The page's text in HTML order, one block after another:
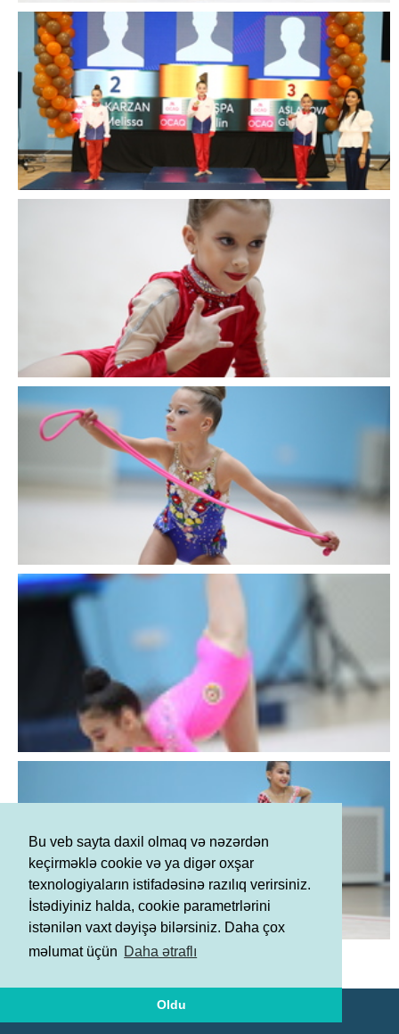
Bu veb sayta daxil olmaq və nəzərdən
keçirməklə cookie və ya digər oxşar
texnologiyaların istifadəsinə razılıq verirsiniz.
İstədiyiniz halda, cookie parametrlərini
istənilən vaxt dəyişə bilərsiniz. Daha çox
məlumat üçün Daha ətraflı
Oldu